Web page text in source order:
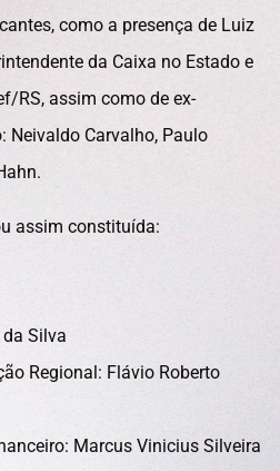
como a presença de Luiz
da Caixa no Estado e
RS, assim como de ex-
Neivaldo Carvalho, Paulo
assim constituída:
Silva
Regional: Flávio Roberto
Marcus Vinicius Silveira